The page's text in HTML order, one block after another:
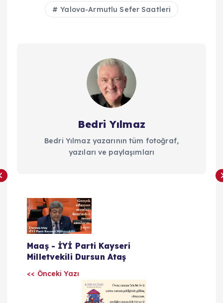
Yalova-Armutlu Sefer Saatleri
Bedri Yılmaz
Bedri Yılmaz yazarının tüm fotoğraf,
yazıları ve paylaşımları
Y
a
z
Maaş - İYİ Parti Kayseri
Milletvekili Dursun Ataş
<< Önceki Yazı